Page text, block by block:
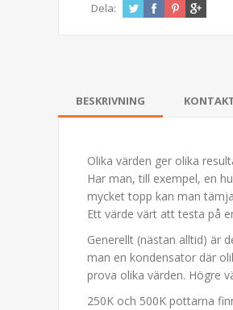
Dela:
BESKRIVNING
Olika värden ger olika
Har man, till exempel, en
mycket topp kan man
Ett värde värt att testa på
Generellt (nästan alltid) är
man en kondensator där
prova olika värden. Högre
250K och 500K pottarna